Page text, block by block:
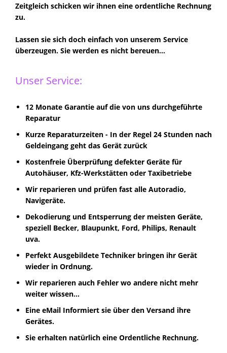
Zeitgleich schicken wir ihnen eine ordentliche Rechnung
zu.
Lassen sie sich doch einfach von unserem Service
überzeugen. Sie werden es nicht bereuen...
Unser Service:
12 Monate Garantie auf die von uns durchgeführte
Reparatur
Kurze Reparaturzeiten - In der Regel 24 Stunden nach
Geldeingang geht das Gerät zurück
Kostenfreie Überprüfung defekter Geräte für
Autohäuser, Kfz-Werkstätten oder Taxibetriebe
Wir reparieren und prüfen fast alle Autoradio,
Navigeräte.
Dekodierung und Entsperrung der meisten Geräte,
speziell Becker, Blaupunkt, Ford, Philips, Renault
uva.
Perfekt Ausgebildete Techniker bringen ihr Gerät
wieder in Ordnung.
Wir reparieren auch Fehler wo andere nicht mehr
weiter wissen...
Eine eMail Informiert sie über den Versand ihre
Gerätes.
Sie erhalten natürlich eine Ordentliche Rechnung.